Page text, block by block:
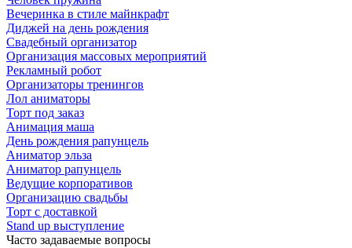
Вечеринка в стиле майнкрафт
Диджей на день рождения
Свадебный организатор
Организация массовых мероприятий
Рекламный робот
Организаторы тренингов
Лол аниматоры
Торт под заказ
Анимация маша
День рождения рапунцель
Аниматор эльза
Аниматор рапунцель
Ведущие корпоративов
Организацию свадьбы
Торт с доставкой
Stand up выступление
Часто задаваемые вопросы